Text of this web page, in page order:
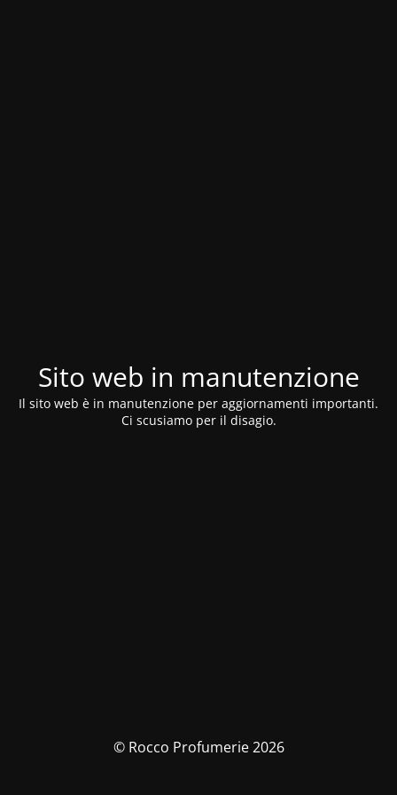
Sito web in manutenzione
Il sito web è in manutenzione per aggiornamenti importanti.
Ci scusiamo per il disagio.
© Rocco Profumerie 2026